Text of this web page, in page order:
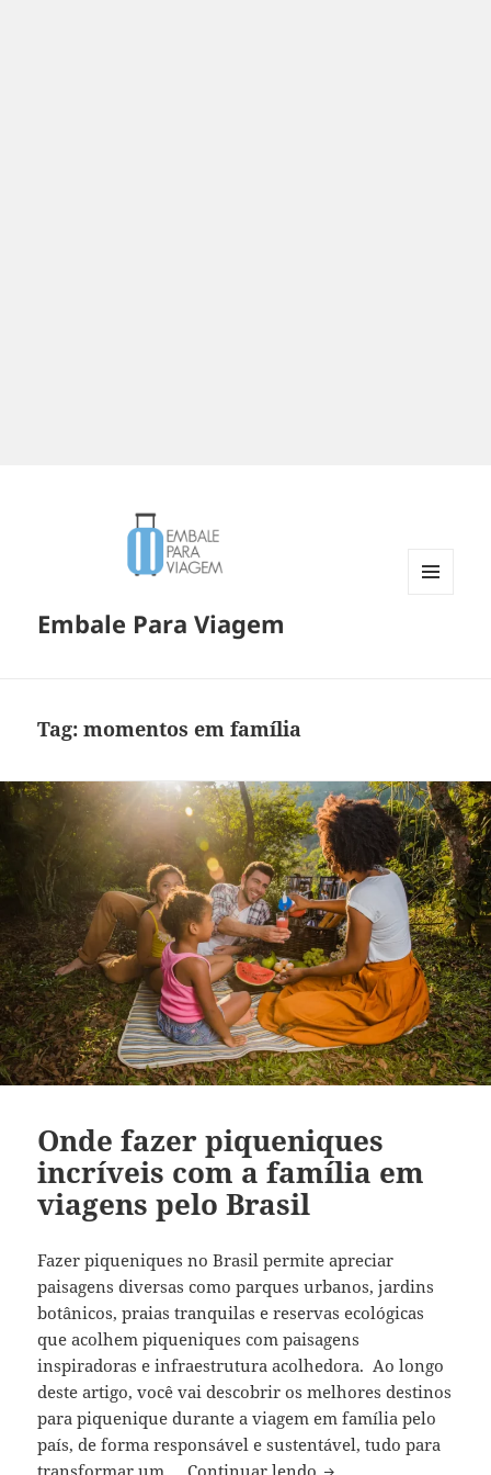
Embale Para Viagem
Tag:momentos em família
Onde fazer piqueniques
incríveis com a família em
viagens pelo Brasil
Fazer piqueniques no Brasil permite apreciar
paisagens diversas como parques urbanos, jardins
botânicos, praias tranquilas e reservas ecológicas
que acolhem piqueniques com paisagens
inspiradoras e infraestrutura acolhedora. Ao longo
deste artigo, você vai descobrir os melhores destinos
para piquenique durante a viagem em família pelo
país, de forma responsável e sustentável, tudo para
transformar um …Continuar lendo Onde fazer